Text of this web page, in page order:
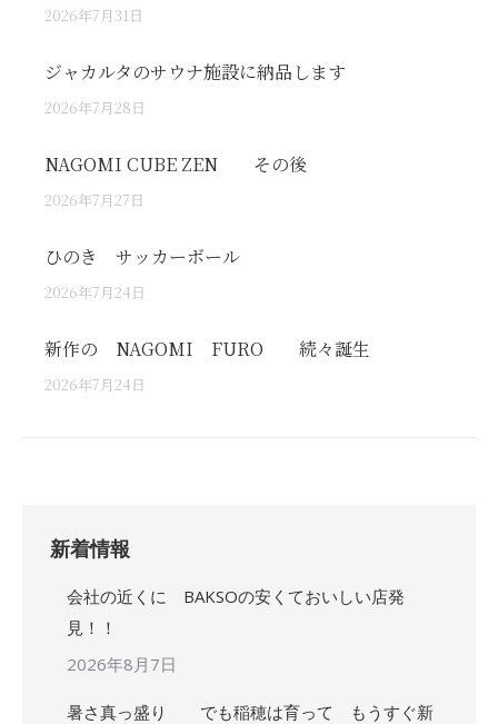
2026年7月31日
ジャカルタのサウナ施設に納品します
2026年7月28日
NAGOMI CUBE ZEN その後
2026年7月27日
ひのき サッカーボール
2026年7月24日
新作の NAGOMI FURO 続々誕生
2026年7月24日
新着情報
会社の近くに BAKSOの安くておいしい店発
見！！
2026年8月7日
暑さ真っ盛り でも稲穂は育って もうすぐ新